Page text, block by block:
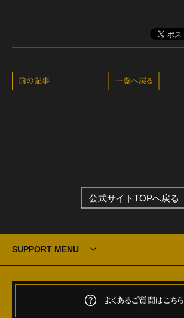
一覧へ戻る
前の記事
公式サイトTOPへ戻る
SUPPORT MENU
よくあるご質問はこちら